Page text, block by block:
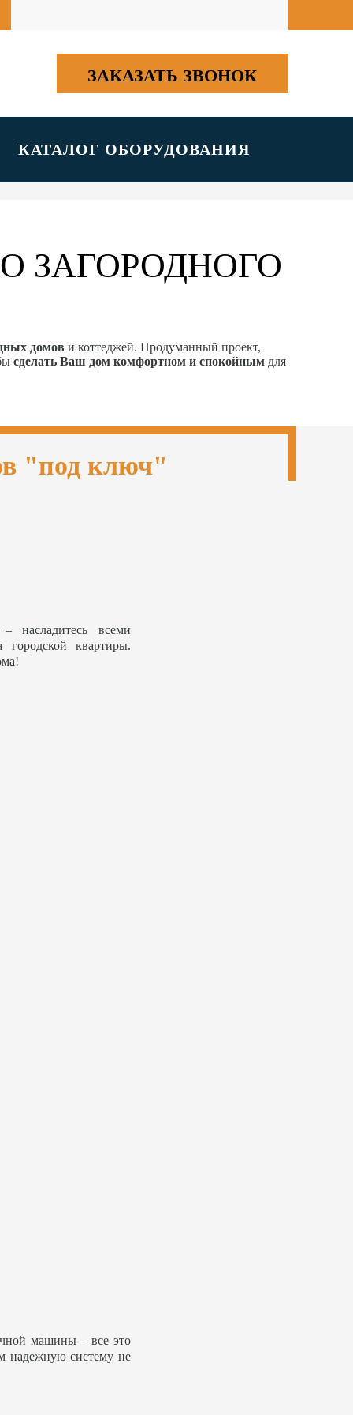
ЗАКАЗАТЬ ЗВОНОК
КАТАЛОГ ОБОРУДОВАНИЯ
ЗАГОРОДНОГО
домов и коттеджей. Продуманный проект,
сделать Ваш дом комфортном и спокойным для
"под ключ"
насладитесь всеми
квартиры.
машины – все это
надежную систему не